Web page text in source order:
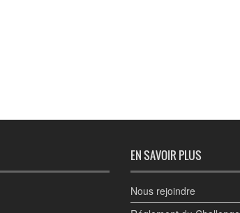
EN SAVOIR PLUS
Nous rejoindre